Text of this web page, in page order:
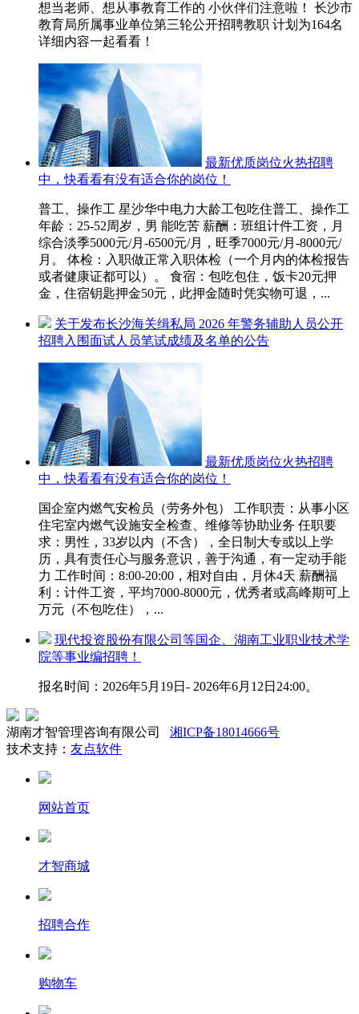
想当老师、想从事教育工作的 小伙伴们注意啦！ 长沙市
教育局所属事业单位第三轮公开招聘教职 计划为164名
详细内容一起看看！
最新优质岗位火热招聘
中，快看看有没有适合你的岗位！
普工、操作工 星沙华中电力大龄工包吃住普工、操作工
年龄：25-52周岁，男 能吃苦 薪酬：班组计件工资，月
综合淡季5000元/月-6500元/月，旺季7000元/月-8000元/
月。 体检：入职做正常入职体检（一个月内的体检报告
或者健康证都可以）。 食宿：包吃包住，饭卡20元押
金，住宿钥匙押金50元，此押金随时凭实物可退，...
关于发布长沙海关缉私局 2026 年警务辅助人员公开
招聘入围面试人员笔试成绩及名单的公告
最新优质岗位火热招聘
中，快看看有没有适合你的岗位！
国企室内燃气安检员（劳务外包） 工作职责：从事小区
住宅室内燃气设施安全检查、维修等协助业务 任职要
求：男性，33岁以内（不含），全日制大专或以上学
历，具有责任心与服务意识，善于沟通，有一定动手能
力 工作时间：8:00-20:00，相对自由，月休4天 薪酬福
利：计件工资，平均7000-8000元，优秀者或高峰期可上
万元（不包吃住），...
现代投资股份有限公司等国企、湖南工业职业技术学
院等事业编招聘！
报名时间：2026年5月19日- 2026年6月12日24:00。
湖南才智管理咨询有限公司 湘ICP备18014666号
技术支持： 友点软件
网站首页
才智商城
招聘合作
购物车